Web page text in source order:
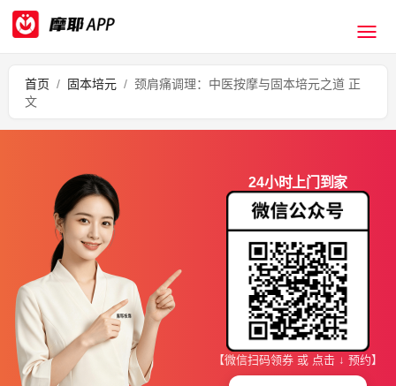
首页 / 固本培元 / 颈肩痛调理：中医按摩与固本培元之道 正
文
24小时上门到家
【微信扫码领券 或 点击 ↓ 预约】